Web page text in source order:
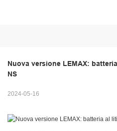
Nuova versione LEMAX:
NS
2024-05-16